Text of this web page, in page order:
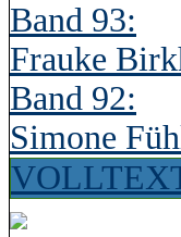
Band 93:
Frauke
Band 92:
Simone